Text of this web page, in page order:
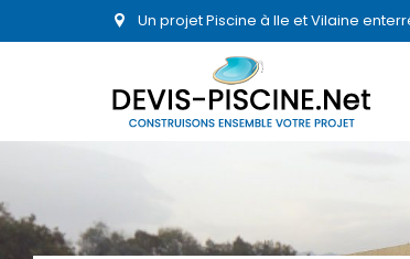
Un projet Piscine à Ile et Vilaine